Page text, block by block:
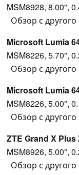
MSM8928, 8.00",
Обзор с другого
Microsoft Lumia
MSM8226, 5.70",
Обзор с другого
Microsoft Lumia
MSM8226, 5.00",
Обзор с другого
ZTE Grand X Plus
MSM8926, 5.00",
Обзор с другого